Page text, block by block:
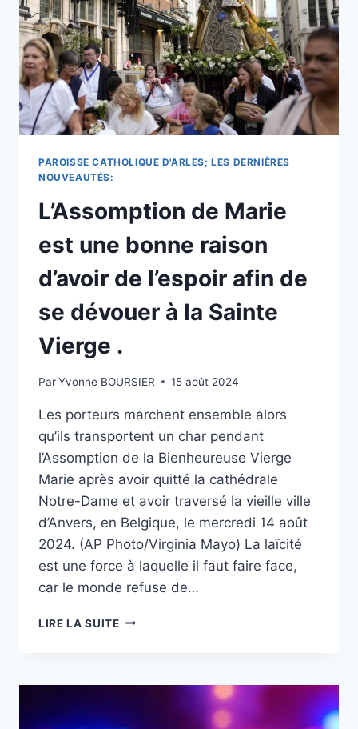
MARIE
POUR
ADRESSER
SES
PRIÈRES
À
LA
MÈRE
DIEU
PAROISSE CATHOLIQUE D'ARLES; LES DERNIÈRES
NOUVEAUTÉS:
L’Assomption de Marie
est une bonne raison
d’avoir de l’espoir afin de
se dévouer à la Sainte
Vierge .
ParYvonne BOURSIER 15 août 2024
Les porteurs marchent ensemble alors
qu’ils transportent un char pendant
l’Assomption de la Bienheureuse Vierge
Marie après avoir quitté la cathédrale
Notre-Dame et avoir traversé la vieille ville
d’Anvers, en Belgique, le mercredi 14 août
2024. (AP Photo/Virginia Mayo) La laïcité
est une force à laquelle il faut faire face,
car le monde refuse de…
LIRE LA SUITEL’ASSOMPTION
UNE